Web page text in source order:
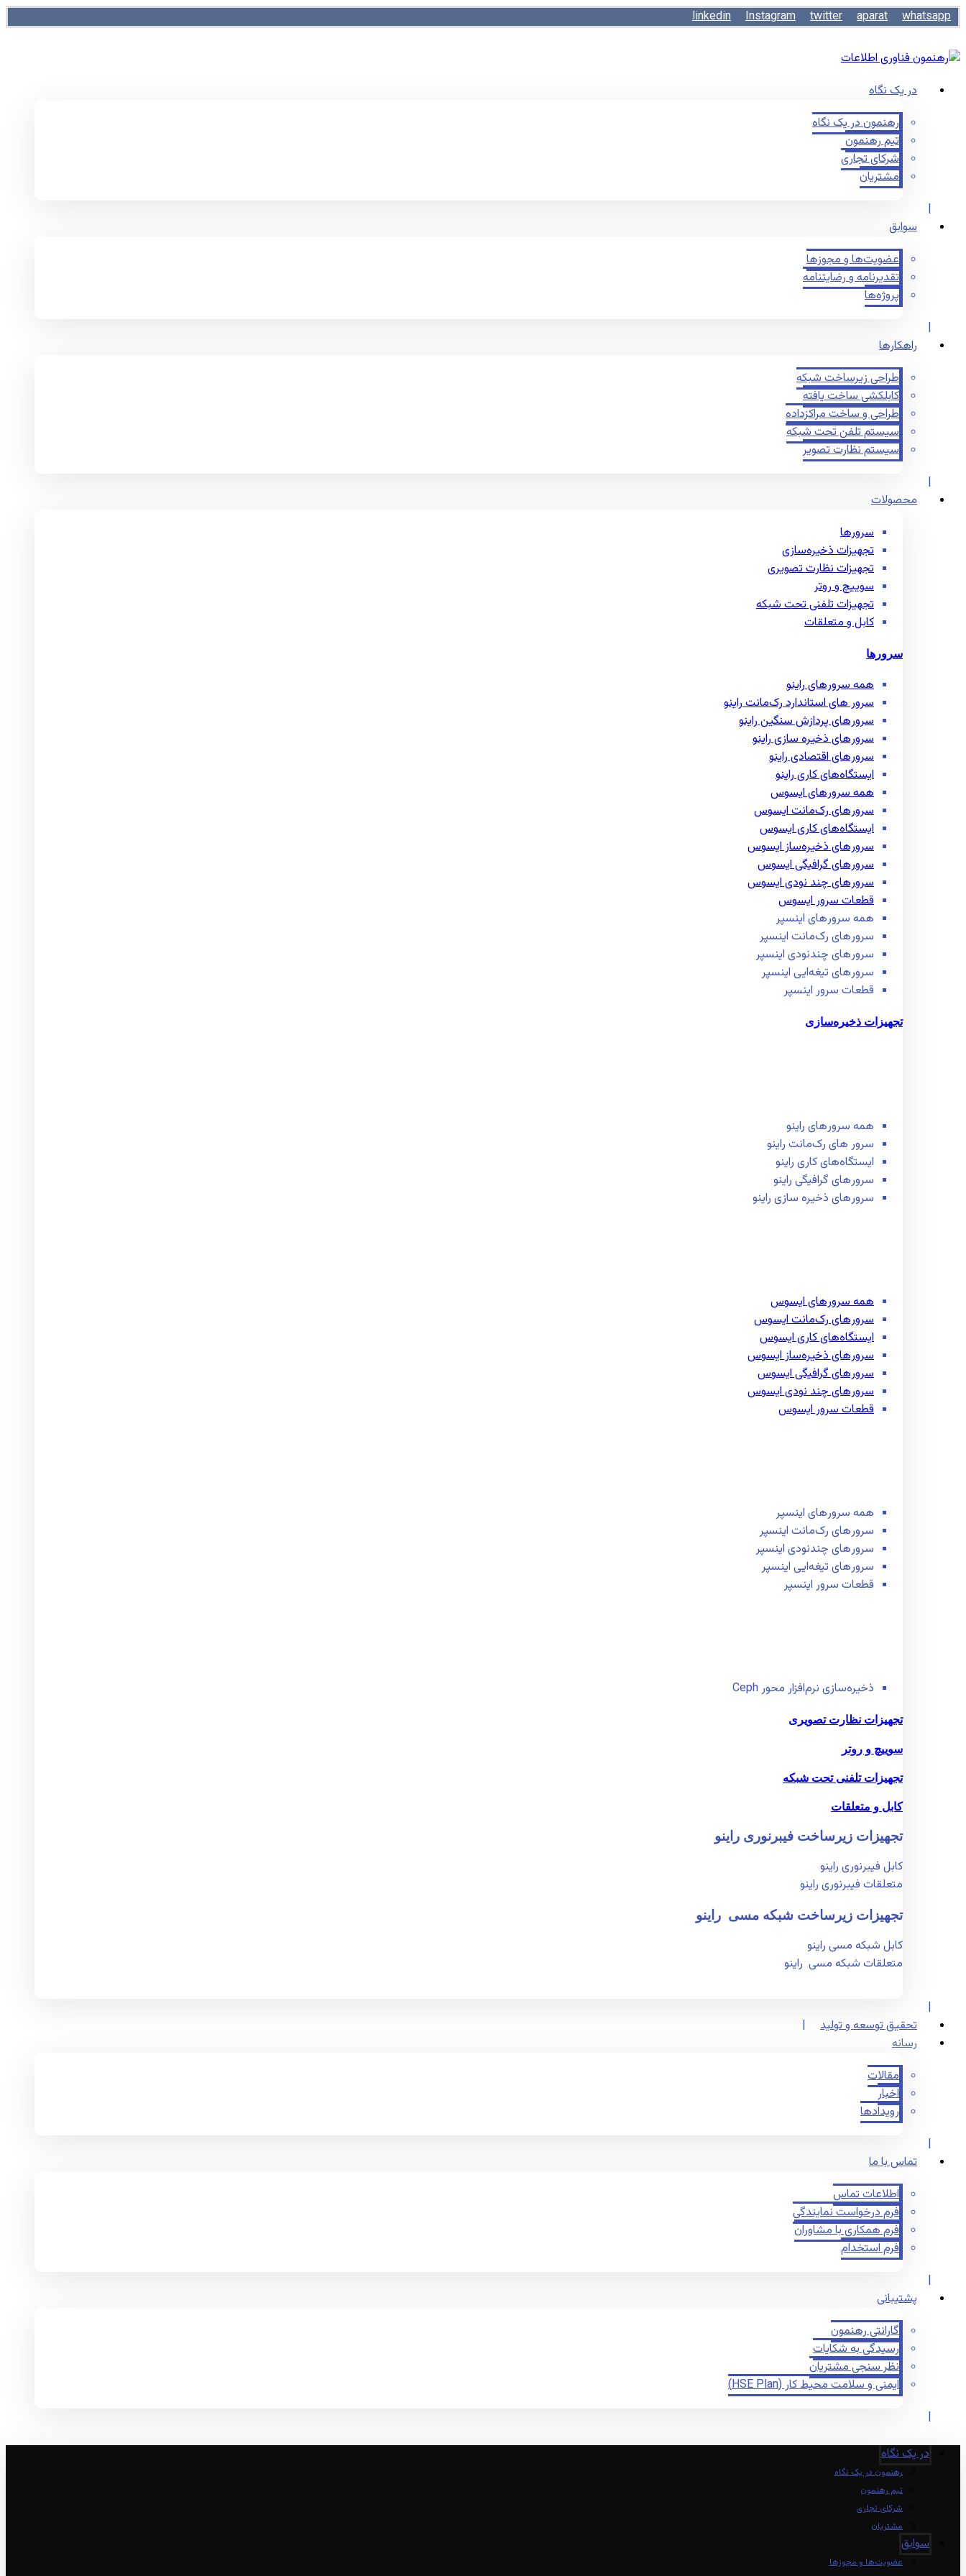
linkedin Instagram twitter aparat whatsapp
در یک نگاه
رهنمون در یک نگاه
تیم رهنمون
شرکای تجاری
مشتریان
سوابق
عضویت‌ها و مجوزها
تقدیرنامه و رضایتنامه
پروژه‌ها
راهکارها
طراحی زیرساخت شبکه
کابلکشی ساخت یافته
طراحی و ساخت مراکزداده
سیستم تلفن تحت شبکه
سیستم نظارت تصویر
محصولات
سرورها
تجهیزات ذخیره‌سازی
تجهیزات نظارت تصویری
سوییچ و روتر
تجهیزات تلفنی تحت شبکه
کابل و متعلقات
سرورها
همه سرور‌های راینو
سرور ‌های استاندارد رک‌مانت راینو
سرور‌های پردازش سنگین راینو
سرور‌های ذخیره سازی راینو
سرور‌های اقتصادی راینو
ایستگاه‌های کاری راینو
همه سرور‌های ایسوس
سرور‌های رک‌مانت ایسوس
ایستگاه‌های کاری ایسوس
سرور‌های ذخیره‌ساز ایسوس
سرور‌های گرافیگی ایسوس
سرور‌های چند نودی ایسوس
قطعات سرور ایسوس
همه سرور‌های اینسپر
سرور‌های رک‌مانت اینسپر
سرور‌های چند‌نودی اینسپر
سرور‌های تیغه‌ایی اینسپر
قطعات سرور اینسپر
تجهیزات ذخیره‌سازی
همه سرور‌های راینو
سرور ‌های رک‌مانت راینو
ایستگاه‌های کاری راینو
سرور‌های گرافیگی راینو
سرور‌های ذخیره سازی راینو
همه سرور‌های ایسوس
سرور‌های رک‌مانت ایسوس
ایستگاه‌های کاری ایسوس
سرور‌های ذخیره‌ساز ایسوس
سرور‌های گرافیگی ایسوس
سرور‌های چند نودی ایسوس
قطعات سرور ایسوس
همه سرور‌های اینسپر
سرور‌های رک‌مانت اینسپر
سرور‌های چند‌نودی اینسپر
سرور‌های تیغه‌ایی اینسپر
قطعات سرور اینسپر
ذخیره‌سازی نرم‌افزار محور Ceph
تجهیزات نظارت تصویری
سوییچ و روتر
تجهیزات تلفنی تحت شبکه
کابل و متعلقات
تجهیزات زیر‌ساخت فیبر‌نوری راینو
کابل فیبر‌نوری راینو
متعلقات فیبر‌نوری راینو
تجهیزات زیر‌ساخت شبکه مسی راینو
کابل شبکه مسی راینو
متعلقات شبکه مسی راینو
تحقیق توسعه و تولید
رسانه
مقالات
اخبار
رویدادها
تماس با ما
اطلاعات تماس
فرم درخواست نمایندگی
فرم همکاری با مشاوران
فرم استخدام
پشتیبانی
گارانتی رهنمون
رسیدگی به شکایات
نظر سنجی مشتریان
ایمنی و سلامت محیط کار (HSE Plan)
در یک نگاه
رهنمون در یک نگاه
تیم رهنمون
شرکای تجاری
مشتریان
سوابق
عضویت‌ها و مجوزها